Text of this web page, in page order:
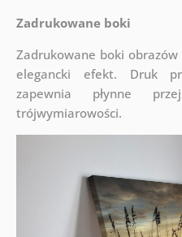
Zadrukowane boki
Zadrukowane boki
elegancki efekt. Druk
zapewnia płynne
trójwymiarowości.